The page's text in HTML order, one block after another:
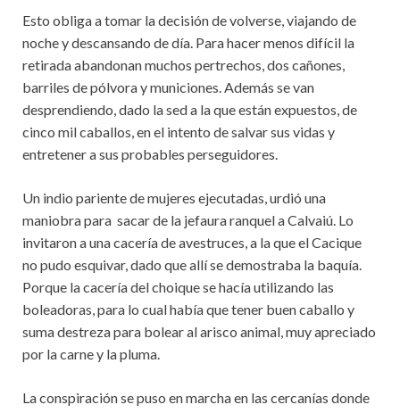
Esto obliga a tomar la decisión de volverse, viajando de
noche y descansando de día. Para hacer menos difícil la
retirada abandonan muchos pertrechos, dos cañones,
barriles de pólvora y municiones. Además se van
desprendiendo, dado la sed a la que están expuestos, de
cinco mil caballos, en el intento de salvar sus vidas y
entretener a sus probables perseguidores.
Un indio pariente de mujeres ejecutadas, urdió una
maniobra para sacar de la jefaura ranquel a Calvaiú. Lo
invitaron a una cacería de avestruces, a la que el Cacique
no pudo esquivar, dado que allí se demostraba la baquía.
Porque la cacería del choique se hacía utilizando las
boleadoras, para lo cual había que tener buen caballo y
suma destreza para bolear al arisco animal, muy apreciado
por la carne y la pluma.
La conspiración se puso en marcha en las cercanías donde